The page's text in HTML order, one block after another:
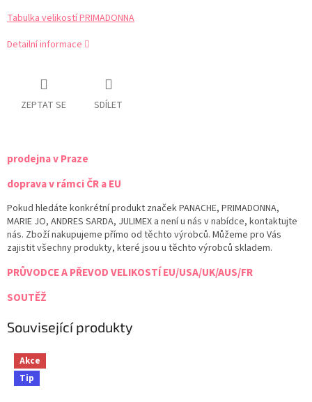
Tabulka velikostí PRIMADONNA
Detailní informace
ZEPTAT SE SDÍLET
prodejna v Praze
doprava v rámci ČR a EU
Pokud hledáte konkrétní produkt značek PANACHE, PRIMADONNA,
MARIE JO, ANDRES SARDA, JULIMEX a není u nás v nabídce, kontaktujte
nás. Zboží nakupujeme přímo od těchto výrobců. Můžeme pro Vás
zajistit všechny produkty, které jsou u těchto výrobců skladem.
PRŮVODCE A PŘEVOD VELIKOSTÍ EU/USA/UK/AUS/FR
SOUTĚŽ
Související produkty
Akce
Tip